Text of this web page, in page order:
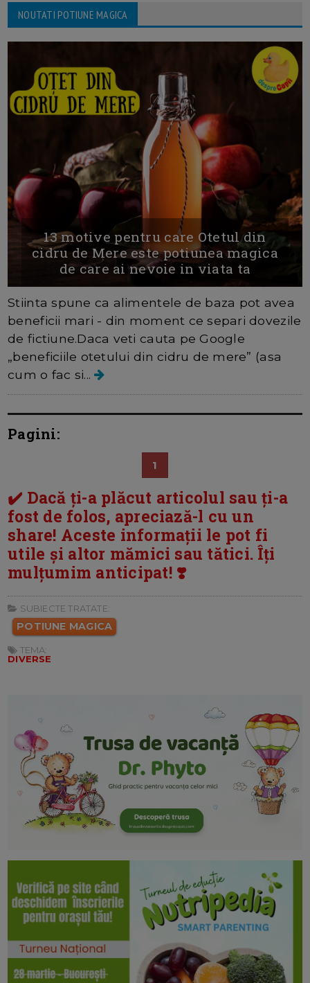
NOUTATI POTIUNE MAGICA
13 motive pentru care Otetul din
cidru de Mere este potiunea magica
de care ai nevoie in viata ta
Stiinta spune ca alimentele de baza pot avea
beneficii mari - din moment ce separi dovezile
de fictiune.Daca veti cauta pe Google
„beneficiile otetului din cidru de mere” (asa
cum o fac si...
Pagini:
1
✔️ Dacă ți-a plăcut articolul sau ți-a
fost de folos, apreciază-l cu un
share! Aceste informații le pot fi
utile și altor mămici sau tătici. Îți
mulțumim anticipat! ❣️
SUBIECTE TRATATE:
POTIUNE MAGICA
TEMA:
DIVERSE